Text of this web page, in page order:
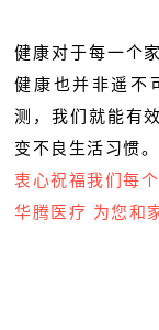
健康对于每一个
健康也并非遥不
测，我们就能有
变不良生活习惯。
衷心祝福我们每
华腾医疗 为您和